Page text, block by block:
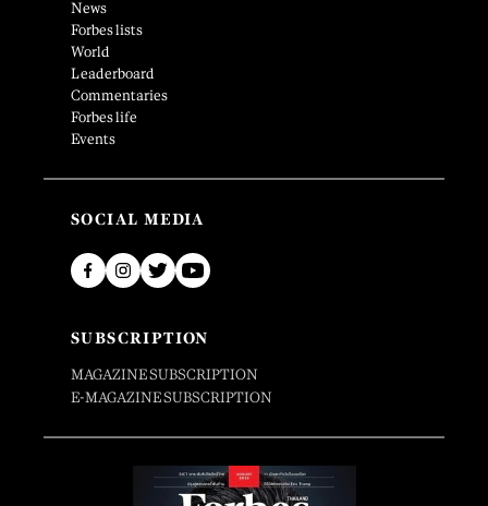
News
Forbes lists
World
Leaderboard
Commentaries
Forbes life
Events
SOCIAL MEDIA
SUBSCRIPTION
MAGAZINE SUBSCRIPTION
E-MAGAZINE SUBSCRIPTION